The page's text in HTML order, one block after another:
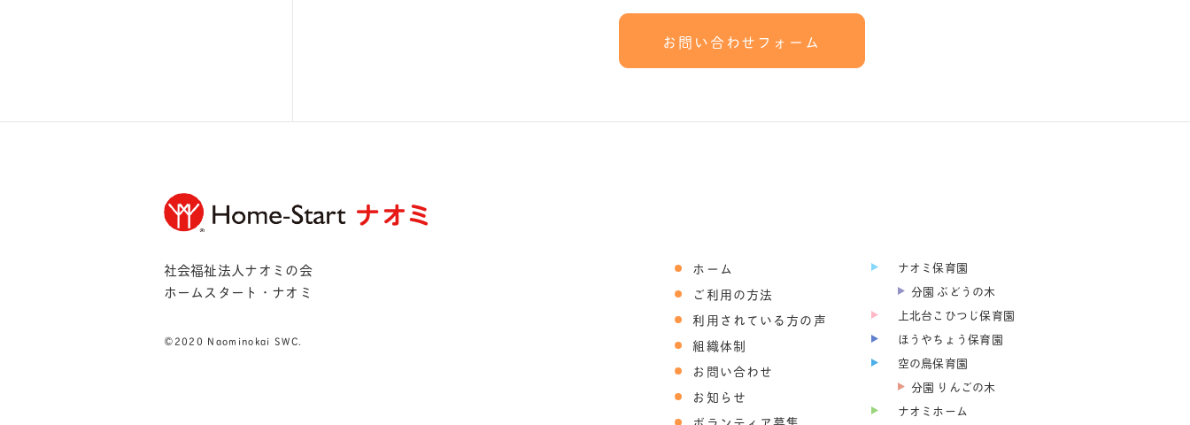
お問い合わせフォーム
社会福祉法人ナオミの会
ホームスタート・ナオミ
©︎2020 Naominokai SWC.
ホーム
ご利用の方法
利用されている方の声
組織体制
お問い合わせ
お知らせ
ナオミ保育園
分園 ぶどうの木
上北台こひつじ保育園
ほうやちょう保育園
空の鳥保育園
分園 りんごの木
ナオミホーム